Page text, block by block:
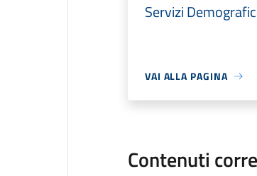
Servizi
VAI ALLA PAGINA
Contenuti